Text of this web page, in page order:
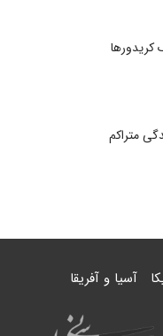
کریدورها
متراکم
آسیا و آفریقا